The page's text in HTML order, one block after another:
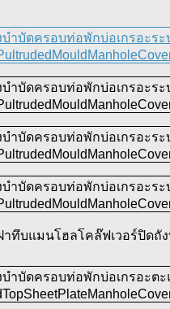
ทึบแมนโฮลโคล๊ฟเวอร์ปิดถั